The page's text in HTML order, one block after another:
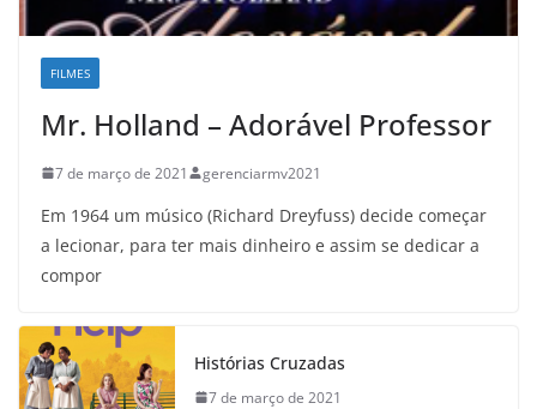
FILMES
Mr. Holland – Adorável Professor
7 de março de 2021 gerenciarmv2021
Em 1964 um músico (Richard Dreyfuss) decide começar
a lecionar, para ter mais dinheiro e assim se dedicar a
compor
Histórias Cruzadas
7 de março de 2021